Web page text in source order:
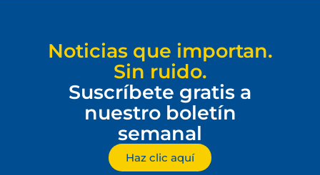
Noticias que importan.
Sin ruido.
Suscríbete gratis a
nuestro boletín
semanal
Haz clic aquí